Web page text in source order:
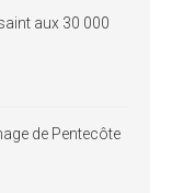
aux 30 000
de Pentecôte